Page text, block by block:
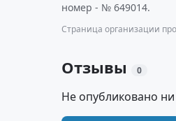
номер - № 649014.
Страница организации
Отзывы 0
Не опубликовано